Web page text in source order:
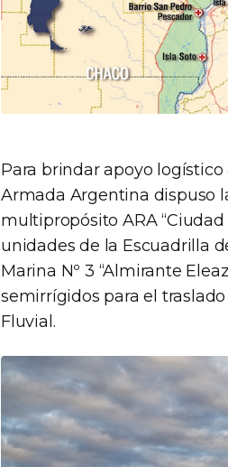
Para brindar apoyo
Armada Argentina dispuso
multipropósito ARA
unidades de la Escuadrilla
Marina Nº 3 “Almirante
semirrígidos para el
Fluvial.